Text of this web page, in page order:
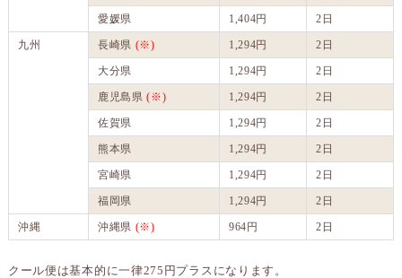
愛媛県 1,404円 2日
九州 長崎県 (※) 1,294円 2日
大分県 1,294円 2日
鹿児島県(※) 1,294円 2日
佐賀県 1,294円 2日
熊本県 1,294円 2日
宮崎県 1,294円 2日
福岡県 1,294円 2日
沖縄 沖縄県 (※) 964円 2日
クール便は基本的に一律275円プラスになります。